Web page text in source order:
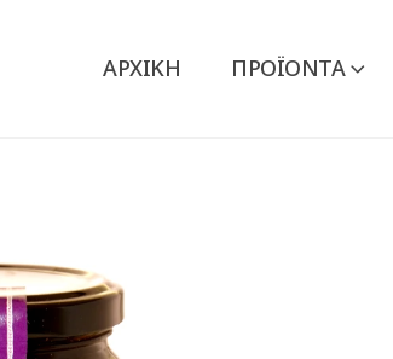
ΑΡΧΙΚΉ ΠΡΟΪΌΝΤΑ